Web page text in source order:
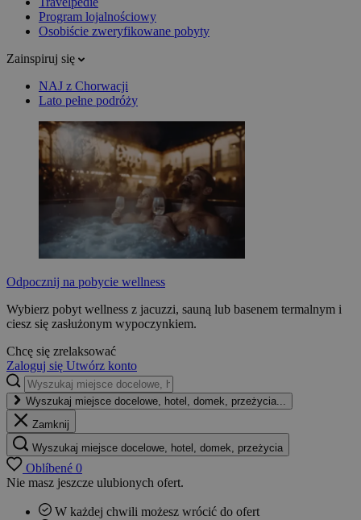
Program lojalnościowy
Osobiście zweryfikowane pobyty
Zainspiruj się
NAJ z Chorwacji
Lato pełne podróży
Odpocznij na pobycie wellness
Wybierz pobyt wellness z jacuzzi, sauną lub basenem termalnym i
ciesz się zasłużonym wypoczynkiem.
Chcę się zrelaksować
Zaloguj się Utwórz konto
Wyszukaj miejsce docelowe, hotel, domek, przeżycia...
Zamknij
Wyszukaj miejsce docelowe, hotel, domek, przeżycia
Oblíbené 0
Nie masz jeszcze ulubionych ofert.
W każdej chwili możesz wrócić do ofert